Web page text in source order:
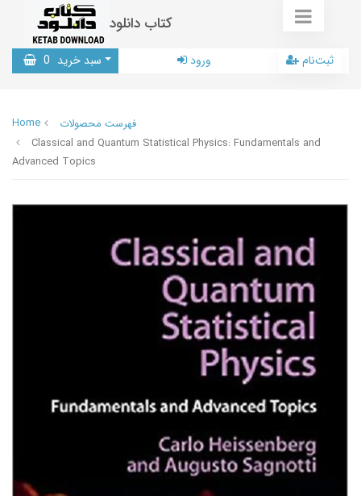
کتاب دانلود
سبد خرید 0 ورود ثبت‌نام
Home
فهرست محصولات
Classical and Quantum Statistical Physics: Fundamentals and
Advanced Topics